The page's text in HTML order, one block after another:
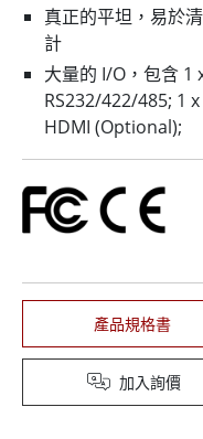
真正的平坦，易於
計
大量的 I/O，包含 1
RS232/422/485; 1
HDMI (Optional);
產品規格書
加入詢價